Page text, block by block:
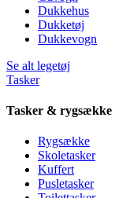
Dukkehus
Dukketøj
Dukkevogn
Se alt legetøj
Tasker
Tasker & rygsække
Rygsække
Skoletasker
Kuffert
Pusletasker